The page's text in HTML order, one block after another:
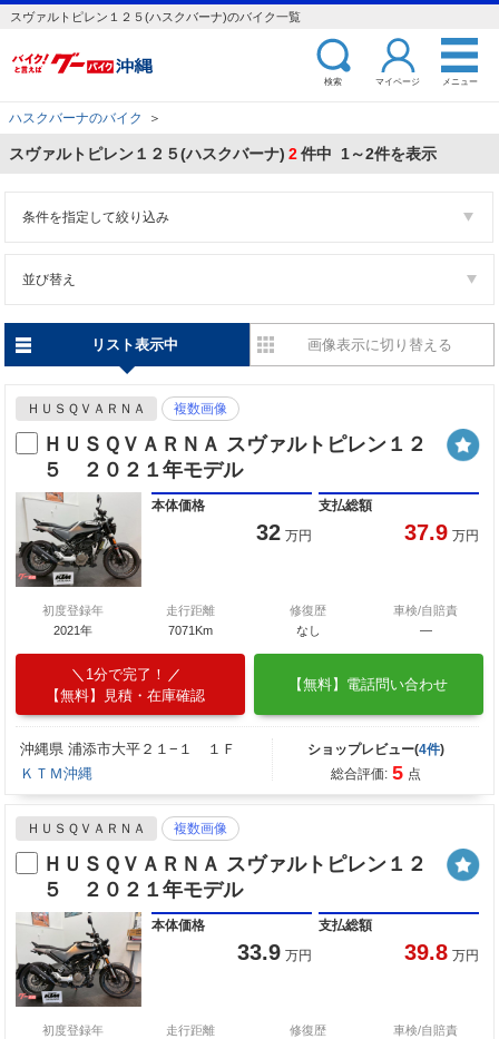
スヴァルトピレン１２５(ハスクバーナ)のバイク一覧
検索 マイページ メニュー
ハスクバーナのバイク ＞
スヴァルトピレン１２５(ハスクバーナ) 2件中 1～2件を表示
条件を指定して絞り込み
並び替え
リスト表示中 画像表示に切り替える
ＨＵＳＱＶＡＲＮＡ 複数画像
ＨＵＳＱＶＡＲＮＡ スヴァルトピレン１２
５ ２０２１年モデル
本体価格
32 万円
支払総額
37.9 万円
初度登録年
2021年
走行距離
7071Km
修復歴
なし
車検/自賠責
―
1分で完了！
【無料】見積・在庫確認
【無料】電話問い合わせ
沖縄県 浦添市大平２１−１ １Ｆ
ＫＴＭ沖縄
ショップレビュー(4件)
総合評価: 5 点
ＨＵＳＱＶＡＲＮＡ 複数画像
ＨＵＳＱＶＡＲＮＡ スヴァルトピレン１２
５ ２０２１年モデル
本体価格
33.9 万円
支払総額
39.8 万円
初度登録年
走行距離
修復歴
車検/自賠責